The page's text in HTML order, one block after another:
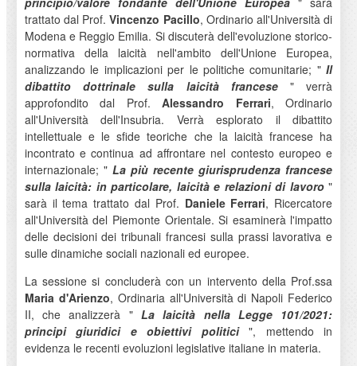
trattato dal Prof.Vincenzo Pacillo, Ordinario all'Università di
Modena e Reggio Emilia. Si discuterà dell'evoluzione storico-
normativa della laicità nell'ambito dell'Unione Europea,
analizzando le implicazioni per le politiche comunitarie; " Il
dibattito dottrinale sulla laicità francese
" verrà
approfondito dal Prof.Alessandro Ferrari, Ordinario
all'Università dell'Insubria. Verrà esplorato il dibattito
intellettuale e le sfide teoriche che la laicità francese ha
incontrato e continua ad affrontare nel contesto europeo e
internazionale; " La più recente giurisprudenza francese
sulla laicità: in particolare, laicità e relazioni di lavoro "
sarà il tema trattato dal Prof. Daniele Ferrari, Ricercatore
all'Università del Piemonte Orientale. Si esaminerà l'impatto
delle decisioni dei tribunali francesi sulla prassi lavorativa e
sulle dinamiche sociali nazionali ed europee.
La sessione si concluderà con un intervento della Prof.ssa
Maria d'Arienzo, Ordinaria all'Università di Napoli Federico
II, che analizzerà " La laicità nella Legge 101/2021:
principi giuridici e obiettivi politici
", mettendo in
evidenza le recenti evoluzioni legislative italiane in materia.